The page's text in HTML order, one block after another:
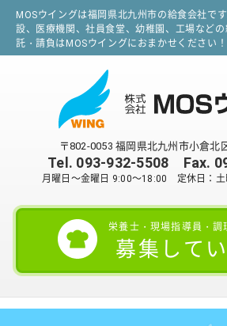
MOSウイングは福岡県北九州市の給食会社で
設、医療機関、社員食堂、幼稚園、工場などの
託・請負はMOSウイングにおまかせください！
〒802-0053 福岡県北九州市小倉北
Tel. 093-932-5508 Fax.
月曜日～金曜日 9:00～18:00 定休日：土
栄養士・現場指導員・調
募集して